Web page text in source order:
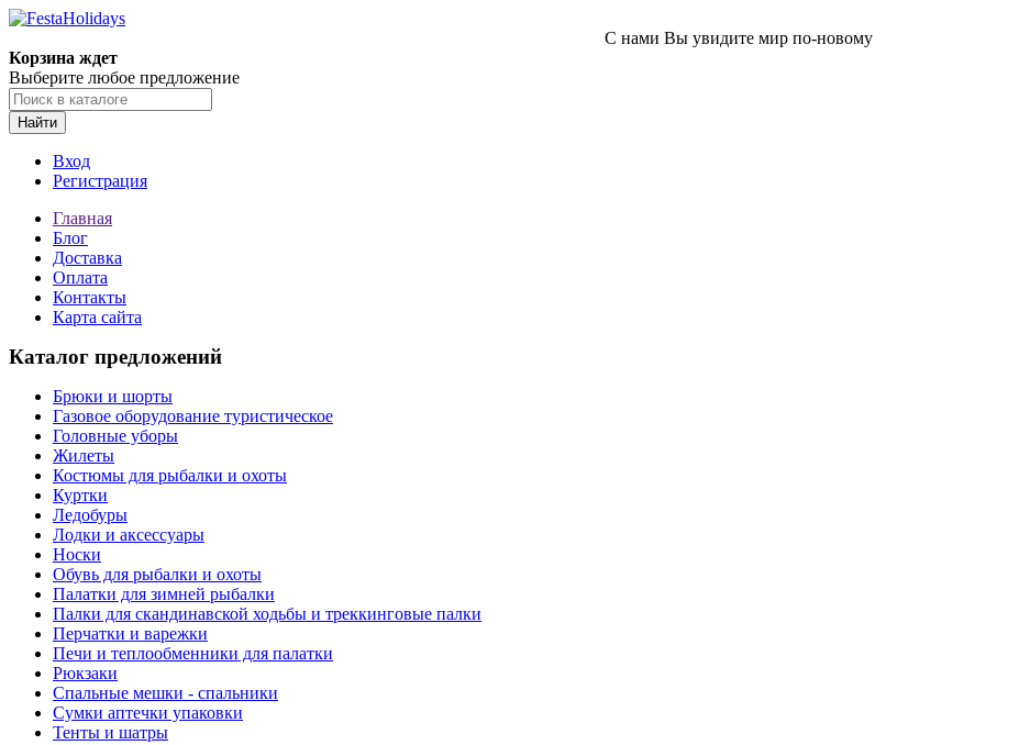
С нами Вы увидите мир по-новому
Корзина ждет
Выберите любое предложение
Найти
Вход
Регистрация
Главная
Блог
Доставка
Оплата
Контакты
Карта сайта
Каталог предложений
Брюки и шорты
Газовое оборудование туристическое
Головные уборы
Жилеты
Костюмы для рыбалки и охоты
Куртки
Ледобуры
Лодки и аксессуары
Носки
Обувь для рыбалки и охоты
Палатки для зимней рыбалки
Палки для скандинавской ходьбы и треккинговые палки
Перчатки и варежки
Печи и теплообменники для палатки
Рюкзаки
Спальные мешки - спальники
Сумки аптечки упаковки
Тенты и шатры